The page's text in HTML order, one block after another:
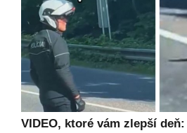
VIDEO, ktoré vám zlepší